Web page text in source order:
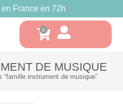
en France en 72h
DE MUSIQUE
“famille instrument de musique”